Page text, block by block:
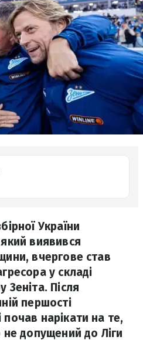
України
виявився
вчергове став
у складі
Зеніта. Після
першості
нарікати на те,
не допущений до Ліги